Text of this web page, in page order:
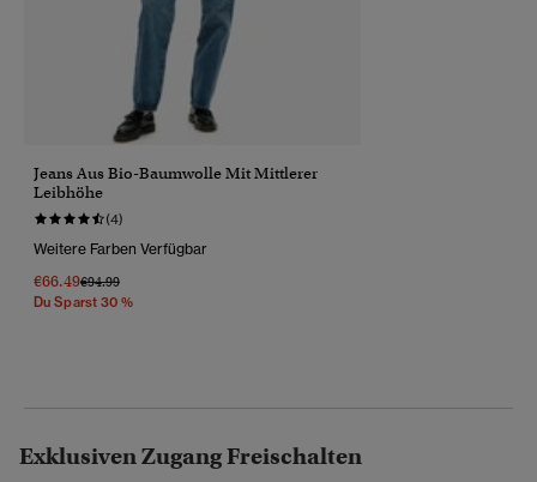
Jeans Aus Bio-Baumwolle Mit Mittlerer
Leibhöhe
(4)
Weitere Farben Verfügbar
€66.49Preis Wurde Reduziert Von
€94.99Bis
Du Sparst 30 %
Exklusiven Zugang Freischalten